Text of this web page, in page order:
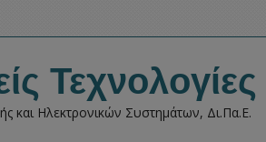
Τεχνολογίες
και Ηλεκτρονικών Συστημάτων, Δι.Πα.Ε.